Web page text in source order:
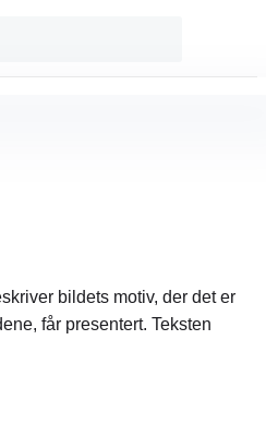
bildets motiv, der det er
får presentert. Teksten